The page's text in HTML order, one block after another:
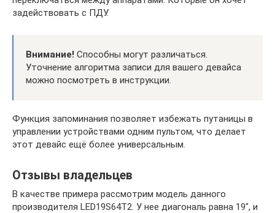
задействовать с ПДУ.
Внимание! Способны могут различаться.
Уточнение алгоритма записи для вашего девайса
можно посмотреть в инструкции.
Функция запоминания позволяет избежать путаницы в
управлении устройствами одним пультом, что делает
этот девайс ещё более универсальным.
Отзывы владельцев
В качестве примера рассмотрим модель данного
производителя LED19S64T2. У нее диагональ равна 19″, и